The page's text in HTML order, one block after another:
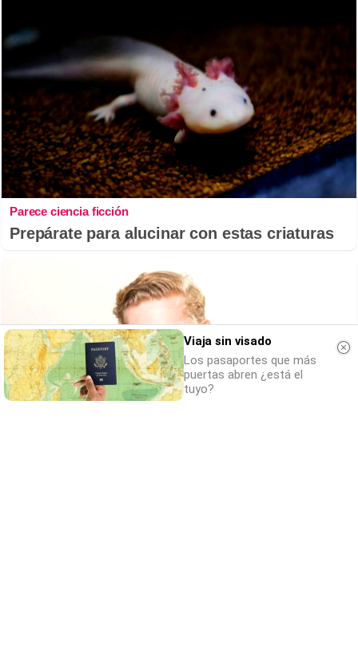
Parece ciencia ficción
Prepárate para alucinar con estas criaturas
Viaja sin visado
Los pasaportes que más
puertas abren ¿está el
tuyo?